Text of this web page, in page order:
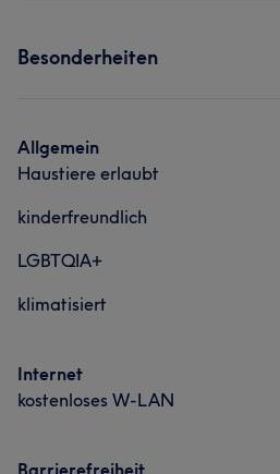
Besonderheiten
Allgemein
Haustiere erlaubt
kinderfreundlich
LGBTQIA+
klimatisiert
Internet
kostenloses W-LAN
Barrierefreiheit